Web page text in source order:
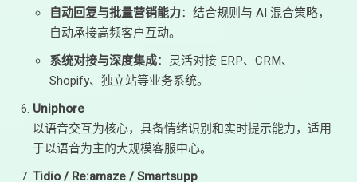
自动回复与批量营销能力：结合规则与 AI 混合策略，
自动承接高频客户互动。
系统对接与深度集成：灵活对接 ERP、CRM、
Shopify、独立站等业务系统。
Uniphore
以语音交互为核心，具备情绪识别和实时提示能力，适用
于以语音为主的大规模客服中心。
Tidio / Re:amaze/ Smartsupp